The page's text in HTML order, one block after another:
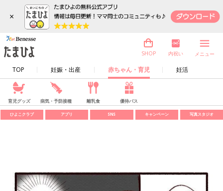
×
TOP 妊娠・出産 赤ちゃん・育児 妊活
SHOP 内祝い メニュー
育児グッズ 病気・予防接種 離乳食 優待パス
ひよこクラブ アプリ SNS キャンペーン 写真スタジオ